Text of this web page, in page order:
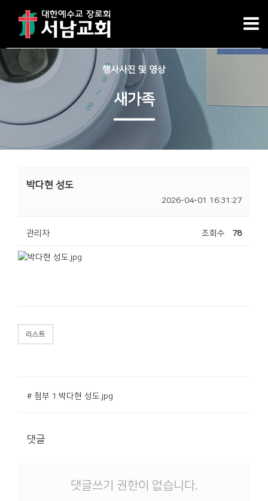
행사사진 및 영상
새가족
박다현 성도
2026-04-01 16:31:27
관리자 조회수 78
리스트
# 첨부 1.박다현 성도.jpg
댓글
댓글쓰기 권한이 없습니다.